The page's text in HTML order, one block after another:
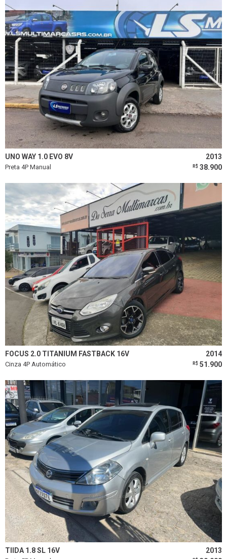
UNO WAY 1.0 EVO 8V 2013
Preta 4P Manual R$ 38.900
FOCUS 2.0 TITANIUM FASTBACK 16V 2014
Cinza 4P Automático R$ 51.900
TIIDA 1.8 SL 16V 2013